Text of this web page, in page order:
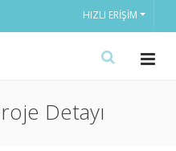
HIZLI ERIŞIM
Detayı